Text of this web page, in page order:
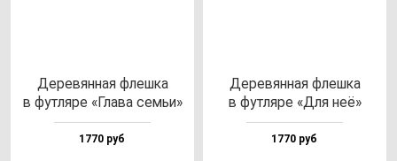
Дере­вян­ная флеш­ка
в фут­ля­ре «Гла­ва семьи»
1770 руб
Дере­вян­ная флеш­ка
в фут­ля­ре «Для неё»
1770 руб